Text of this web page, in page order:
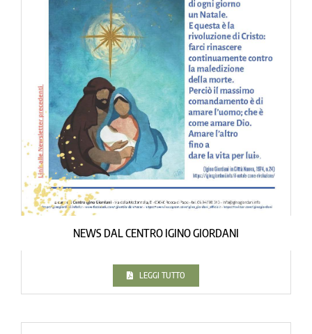
NEWS DAL CENTRO IGINO GIORDANI
LEGGI TUTTO